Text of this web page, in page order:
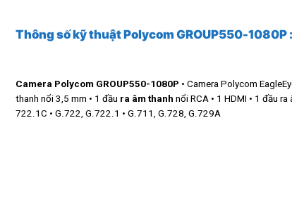
Thông số kỹ thuật Polycom GROUP550-1080P :
Camera Polycom GROUP550-1080P • Camera Polycom
thanh nổi 3,5 mm • 1 đầu ra âm thanh nổi RCA • 1 HDMI • 1 đầu
722.1C • G.722, G.722.1 • G.711, G.728, G.729A